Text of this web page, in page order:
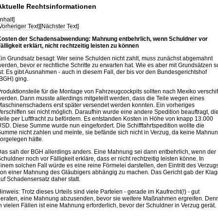
Rechtsinformationen
]
Text][Nächster Text]
der Schadensabwendung: Mahnung entbehrlich, wenn Schuldner vor
erklärt, nicht rechtzeitig leisten zu können
Grundsatz besagt: Wer seine Schulden nicht zahlt, muss zunächst abgemahnt
bevor er rechtliche Schritte zu erwarten hat. Wie es aber mit Grundsätzen
Es gibt Ausnahmen - auch in diesem Fall, der bis vor den Bundesgerichtshof
ging.
für die Montage von Fahrzeugcockpits sollten nach Mexiko
Dann musste allerdings mitgeteilt werden, dass die Teile wegen eines
erst später versendet werden konnten. Ein vorheriges
sei nicht möglich. Daraufhin wurde eine andere Spedition beauftragt, die
per Luftfracht zu befördern. Es entstanden Kosten in Höhe von knapp 13.000
Diese Summe wurde nun eingefordert. Die Schifffahrtspedition wollte die
nicht zahlen und meinte, sie befände sich nicht in Verzug, da keine
hätte.
sah der BGH allerdings anders. Eine Mahnung sei dann entbehrlich, wenn der
noch vor Fälligkeit erkläre, dass er nicht rechtzeitig leisten könne. In
solchen Fall würde es eine reine Förmelei darstellen, den Eintritt des
einer Mahnung des Gläubigers abhängig zu machen. Das Gericht gab der
Schadensersatz daher statt.
Trotz dieses Urteils sind viele Parteien - gerade im Kaufrecht(!) - gut
eine Mahnung abzusenden, bevor sie weitere Maßnahmen ergreifen.
vielen Fällen ist eine Mahnung erforderlich, bevor der Schuldner in Verzug gerät.